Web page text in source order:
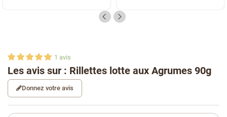
Les avis sur : Rillettes lotte aux Agrumes 90g
1 avis
Donnez votre avis